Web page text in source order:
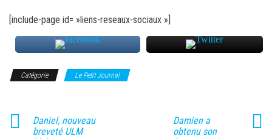
[include-page id= »liens-reseaux-sociaux »]
Catégorie Le Petit Journal
Daniel, nouveau
breveté ULM
Damien a
obtenu son